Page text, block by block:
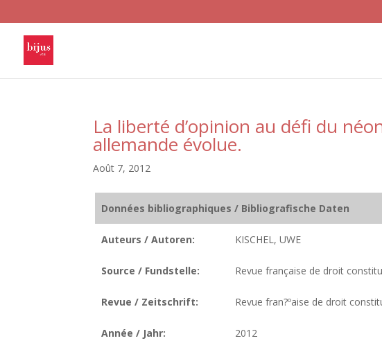
La liberté d’opinion au défi du
allemande évolue.
Août 7, 2012
Données bibliographiques / Bibliografische Daten
Auteurs / Autoren: KISCHEL, UWE
Source / Fundstelle: Revue française de droit
Revue / Zeitschrift: Revue fran?ºaise de droit
Année / Jahr: 2012